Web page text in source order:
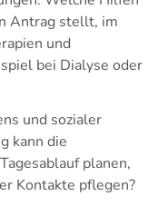
Antrag stellt, im
und
bei Dialyse oder
und sozialer
kann die
planen,
Kontakte pflegen?